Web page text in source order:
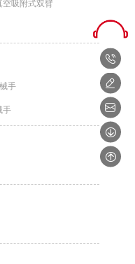
空吸附式双臂
手
手